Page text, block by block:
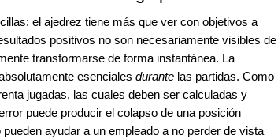
el ajedrez tiene más que ver con objetivos a
positivos no son necesariamente visibles de
transformarse de forma instantánea. La
esenciales durante las partidas. Como
jugadas, las cuales deben ser calculadas y
puede producir el colapso de una posición
ayudar a un empleado a no perder de vista